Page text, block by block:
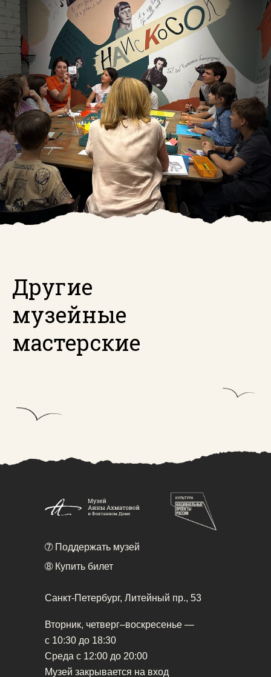
Другие
музейные
мастерские
Санкт-Петербург, Литейный пр., 53
Вторник, четверг–воскресенье —
с 10:30 до 18:30
Среда с 12:00 до 20:00
Музей закрывается на вход
➆Поддержать музей
➇Купить билет